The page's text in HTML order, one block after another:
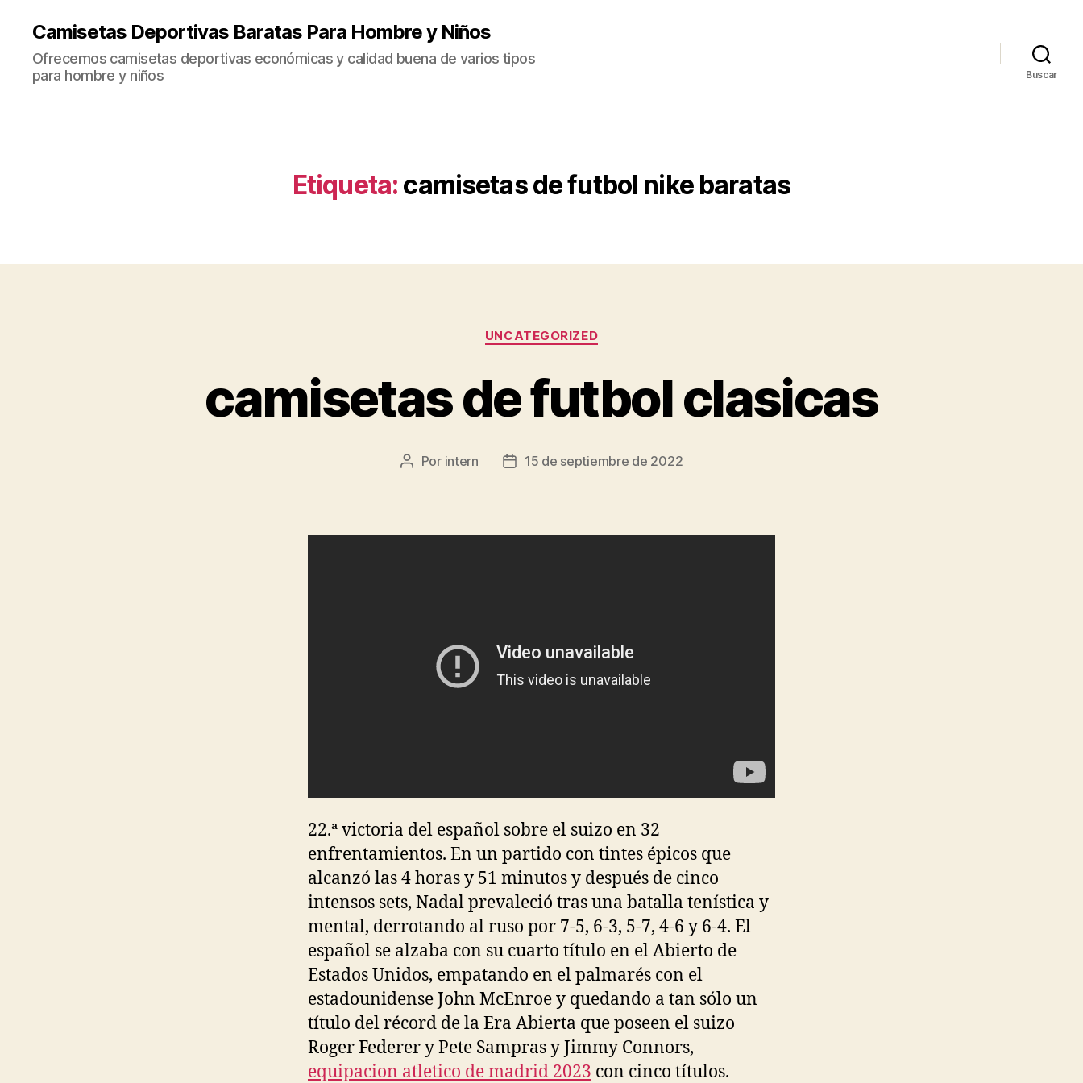
Camisetas Deportivas Baratas Para Hombre y Niños
Ofrecemos camisetas deportivas económicas y calidad buena de varios tipos
para hombre y niños
Buscar
Etiqueta: camisetas de futbol nike baratas
Categorías
UNCATEGORIZED
camisetas de futbol clasicas
Autor
Por intern
Fecha15 de septiembre de 2022
22.ª victoria del español sobre el suizo en 32
enfrentamientos. En un partido con tintes épicos que
alcanzó las 4 horas y 51 minutos y después de cinco
intensos sets, Nadal prevaleció tras una batalla tenística y
mental, derrotando al ruso por 7-5, 6-3, 5-7, 4-6 y 6-4. El
español se alzaba con su cuarto título en el Abierto de
Estados Unidos, empatando en el palmarés con el
estadounidense John McEnroe y quedando a tan sólo un
título del récord de la Era Abierta que poseen el suizo
Roger Federer y Pete Sampras y Jimmy Connors,
equipacion atletico de madrid 2023 con cinco títulos.